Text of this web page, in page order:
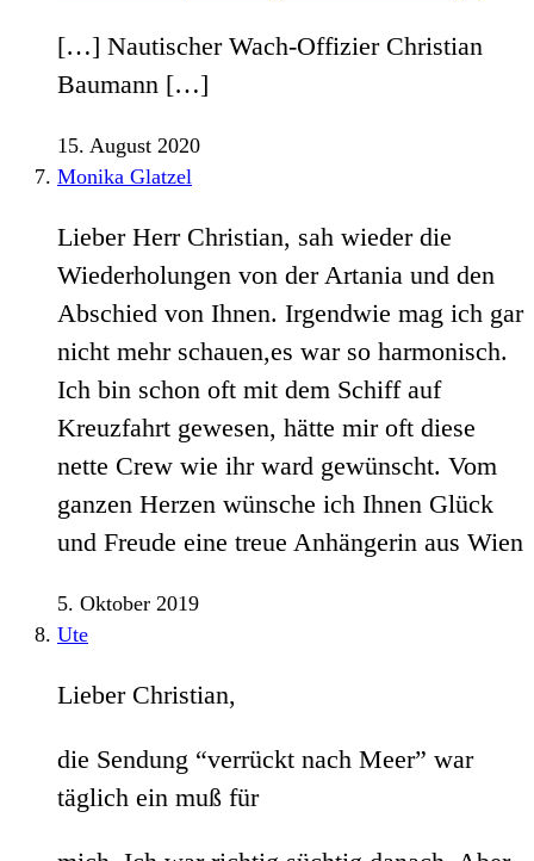
[…] Nautischer Wach-Offizier Christian
Baumann […]
15. August 2020
Monika Glatzel
Lieber Herr Christian, sah wieder die
Wiederholungen von der Artania und den
Abschied von Ihnen. Irgendwie mag ich gar
nicht mehr schauen,es war so harmonisch.
Ich bin schon oft mit dem Schiff auf
Kreuzfahrt gewesen, hätte mir oft diese
nette Crew wie ihr ward gewünscht. Vom
ganzen Herzen wünsche ich Ihnen Glück
und Freude eine treue Anhängerin aus Wien
5. Oktober 2019
Ute
Lieber Christian,
die Sendung “verrückt nach Meer” war
täglich ein muß für